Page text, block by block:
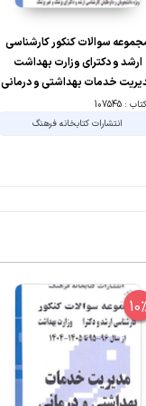
سوالات کنکور کارشناسی
ارشد و دکترای وزارت بهداشت
خدمات بهداشتی و درمانی
1405- 1404 جلد2
: 107545
انتشارات کتابخانه فرهنگ
10%